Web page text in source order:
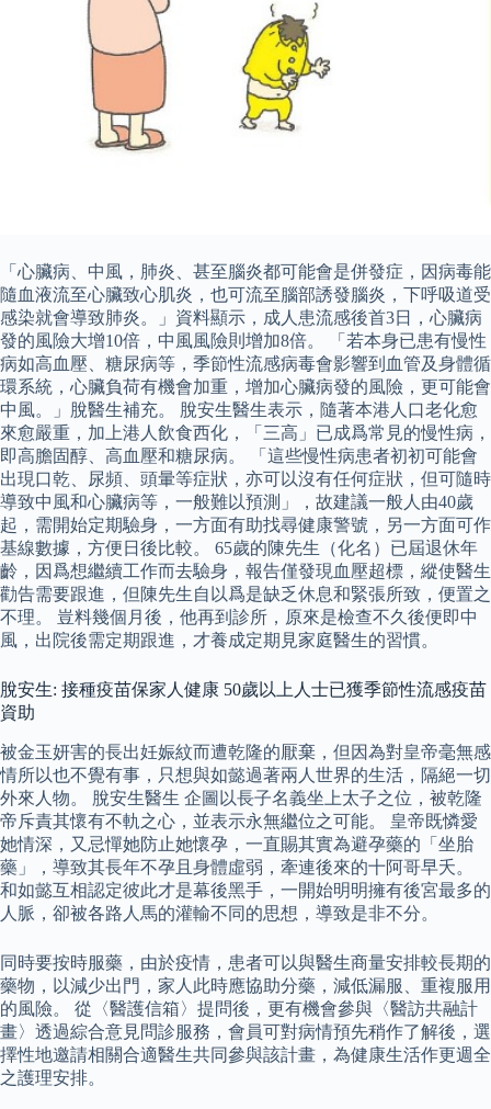
「心臟病、中風，肺炎、甚至腦炎都可能會是併發症，因病毒能
隨血液流至心臟致心肌炎，也可流至腦部誘發腦炎，下呼吸道受
感染就會導致肺炎。」資料顯示，成人患流感後首3日，心臟病
發的風險大增10倍，中風風險則增加8倍。 「若本身已患有慢性
病如高血壓、糖尿病等，季節性流感病毒會影響到血管及身體循
環系統，心臟負荷有機會加重，增加心臟病發的風險，更可能會
中風。」脫醫生補充。 脫安生醫生表示，隨著本港人口老化愈
來愈嚴重，加上港人飲食西化，「三高」已成爲常見的慢性病，
即高膽固醇、高血壓和糖尿病。 「這些慢性病患者初初可能會
出現口乾、尿頻、頭暈等症狀，亦可以沒有任何症狀，但可隨時
導致中風和心臟病等，一般難以預測」，故建議一般人由40歲
起，需開始定期驗身，一方面有助找尋健康警號，另一方面可作
基線數據，方便日後比較。 65歲的陳先生（化名）已屆退休年
齡，因爲想繼續工作而去驗身，報告僅發現血壓超標，縱使醫生
勸告需要跟進，但陳先生自以爲是缺乏休息和緊張所致，便置之
不理。 豈料幾個月後，他再到診所，原來是檢查不久後便即中
風，出院後需定期跟進，才養成定期見家庭醫生的習慣。
脫安生: 接種疫苗保家人健康 50歲以上人士已獲季節性流感疫苗
資助
被金玉妍害的長出妊娠紋而遭乾隆的厭棄，但因為對皇帝毫無感
情所以也不覺有事，只想與如懿過著兩人世界的生活，隔絕一切
外來人物。 脫安生醫生 企圖以長子名義坐上太子之位，被乾隆
帝斥責其懷有不軌之心，並表示永無繼位之可能。 皇帝既憐愛
她情深，又忌憚她防止她懷孕，一直賜其實為避孕藥的「坐胎
藥」，導致其長年不孕且身體虛弱，牽連後來的十阿哥早夭。
和如懿互相認定彼此才是幕後黑手，一開始明明擁有後宮最多的
人脈，卻被各路人馬的灌輸不同的思想，導致是非不分。
同時要按時服藥，由於疫情，患者可以與醫生商量安排較長期的
藥物，以減少出門，家人此時應協助分藥，減低漏服、重複服用
的風險。 從〈醫護信箱〉提問後，更有機會參與〈醫訪共融計
畫〉透過綜合意見問診服務，會員可對病情預先稍作了解後，選
擇性地邀請相關合適醫生共同參與該計畫，為健康生活作更週全
之護理安排。